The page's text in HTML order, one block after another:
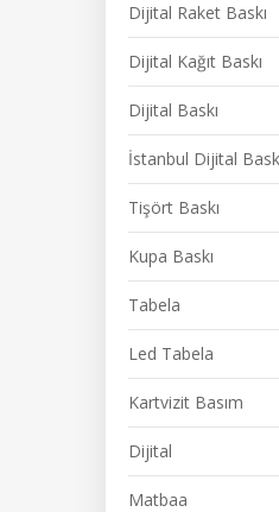
Dijital Raket Baskı
Dijital Kağıt Baskı
Dijital Baskı
İstanbul Dijital
Tişört Baskı
Kupa Baskı
Tabela
Led Tabela
Kartvizit Basım
Dijital
Matbaa